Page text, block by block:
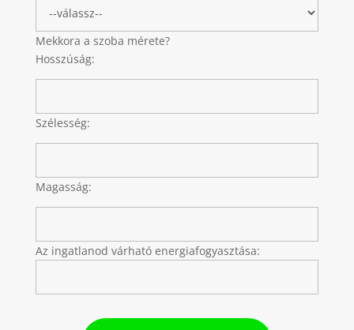
Mekkora a szoba mérete?
Hosszúság:
Szélesség:
Magasság:
Az ingatlanod várható energiafogyasztása: